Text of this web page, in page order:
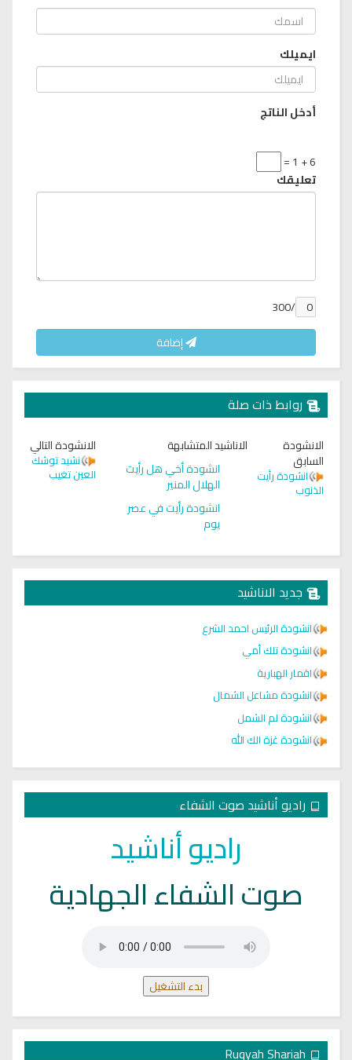
ايميلك
أدخل الناتج
6 + 1 =
تعليقك
/300
إضافة
روابط ذات صلة
الانشودة
السابق
انشودة رأيت
الذنوب
الاناشيد المتشابهة
انشودة أخي هل رأيت
الهلال المنير
انشودة رأيت في عصر
يوم
الانشودة التالي
نشيد توشك
العين تغيب
جديد الاناشيد
انشودة الرئيس احمد الشرع
انشودة تلك أمي
اقمار الهبارية
انشودة مشاعل الشمال
انشودة لم الشمل
انشودة غزة الك الله
راديو أناشيد صوت الشفاء
راديو أناشيد
صوت الشفاء الجهادية
بدء التشغيل